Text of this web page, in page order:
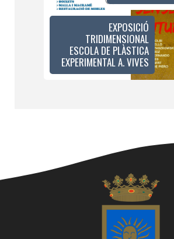
EXPOSICIÓ
TRIDIMENSIONAL
ESCOLA DE PLÀSTICA
EXPERIMENTAL A. VIVES